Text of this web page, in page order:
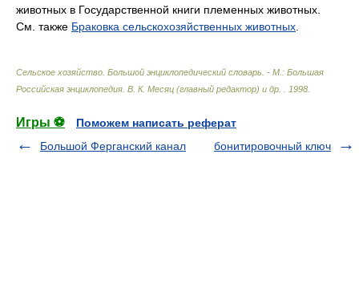
животных в Государственной книги племенных животных.
См. также Браковка сельскохозяйственных животных
Сельское хозяйство. Большой энциклопедический словарь. - М.: Большая
Российская энциклопедия В. К. Месяц (главный редактор) и др. 1998
Игры ⚽
Поможем написать реферат
Большой Ферганский канал
бонитировочный ключ